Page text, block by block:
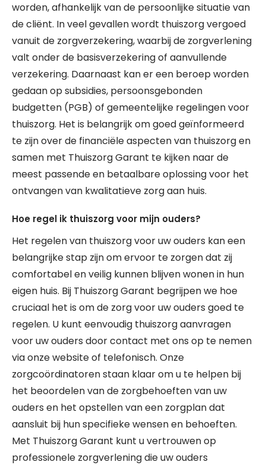
worden, afhankelijk van de persoonlijke situatie van
de cliënt. In veel gevallen wordt thuiszorg vergoed
vanuit de zorgverzekering, waarbij de zorgverlening
valt onder de basisverzekering of aanvullende
verzekering. Daarnaast kan er een beroep worden
gedaan op subsidies, persoonsgebonden
budgetten (PGB) of gemeentelijke regelingen voor
thuiszorg. Het is belangrijk om goed geïnformeerd
te zijn over de financiële aspecten van thuiszorg en
samen met Thuiszorg Garant te kijken naar de
meest passende en betaalbare oplossing voor het
ontvangen van kwalitatieve zorg aan huis.
Hoe regel ik thuiszorg voor mijn ouders?
Het regelen van thuiszorg voor uw ouders kan een
belangrijke stap zijn om ervoor te zorgen dat zij
comfortabel en veilig kunnen blijven wonen in hun
eigen huis. Bij Thuiszorg Garant begrijpen we hoe
cruciaal het is om de zorg voor uw ouders goed te
regelen. U kunt eenvoudig thuiszorg aanvragen
voor uw ouders door contact met ons op te nemen
via onze website of telefonisch. Onze
zorgcoördinatoren staan klaar om u te helpen bij
het beoordelen van de zorgbehoeften van uw
ouders en het opstellen van een zorgplan dat
aansluit bij hun specifieke wensen en behoeften.
Met Thuiszorg Garant kunt u vertrouwen op
professionele zorgverlening die uw ouders